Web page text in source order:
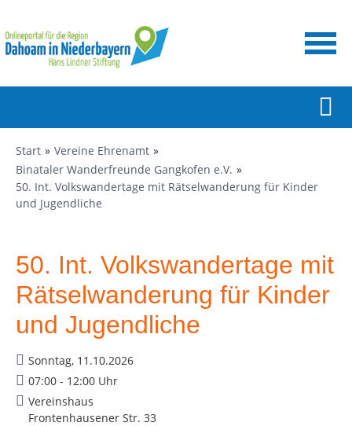
Start
Vereine Ehrenamt
Binataler Wanderfreunde Gangkofen e.V.
50. Int. Volkswandertage mit Rätselwanderung für Kinder
und Jugendliche
50. Int. Volkswandertage mit
Rätselwanderung für Kinder
und Jugendliche
Sonntag, 11.10.2026
07:00 - 12:00 Uhr
Vereinshaus
Frontenhausener Str. 33